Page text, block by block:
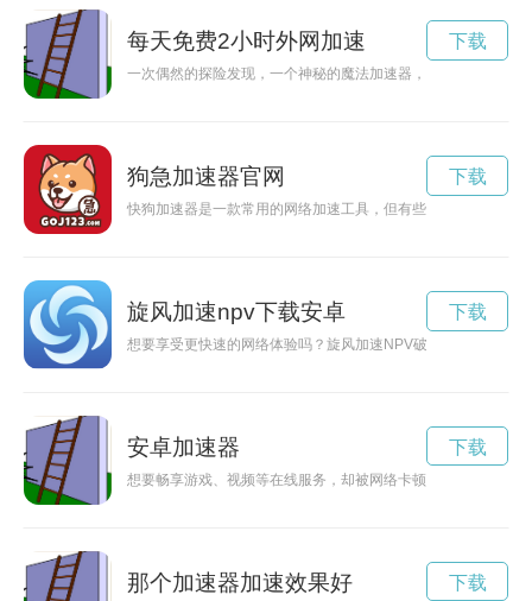
每天免费2小时外网加速
一次偶然的探险发现，一个神秘的魔法加速器，能让事物快速
下载
狗急加速器官网
快狗加速器是一款常用的网络加速工具，但有些用户可能想要
下载
旋风加速npv下载安卓
想要享受更快速的网络体验吗？旋风加速NPV破解版下载将是
下载
安卓加速器
想要畅享游戏、视频等在线服务，却被网络卡顿所困扰？现在
下载
那个加速器加速效果好 下载